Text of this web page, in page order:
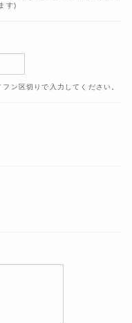
す)
ン区切りで入力してください。